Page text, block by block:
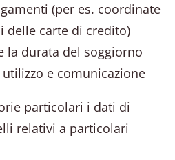
(per es. coordinate
delle carte di credito)
la durata del soggiorno
e comunicazione
particolari i dati di
relativi a particolari